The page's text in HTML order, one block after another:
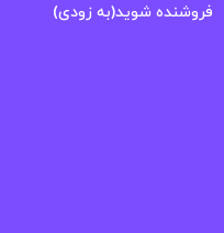
فروشنده شوید(به زودی)